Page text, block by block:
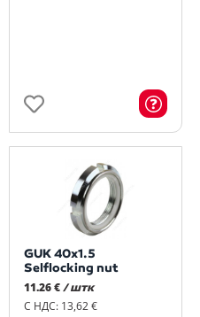
GUK 40x1.5
Selflocking nut
11.26 € / штк
С НДС: 13,62 €